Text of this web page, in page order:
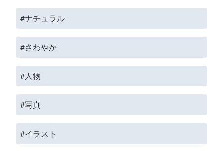
#ナチュラル
#さわやか
#人物
#写真
#イラスト